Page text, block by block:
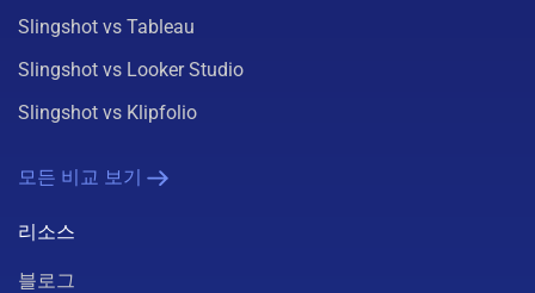
Slingshot vs Tableau
Slingshot vs Looker Studio
Slingshot vs Klipfolio
모든 비교 보기
리소스
블로그